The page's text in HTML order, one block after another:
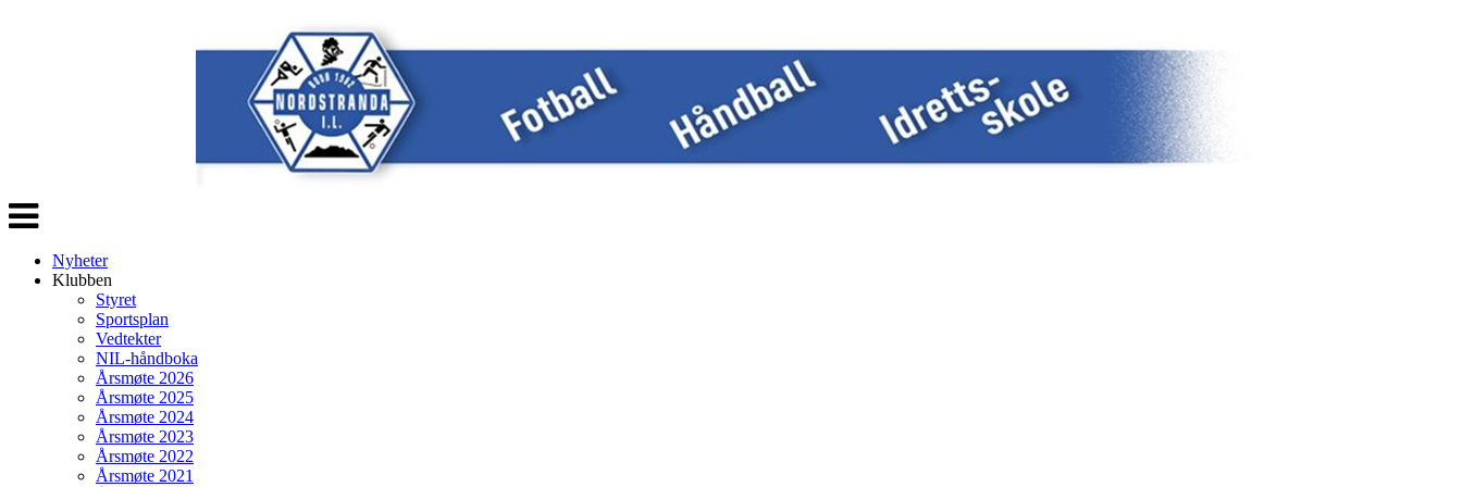
Veksle
navigasjon
Nyheter
Klubben
Styret
Sportsplan
Vedtekter
NIL-håndboka
Årsmøte 2026
Årsmøte 2025
Årsmøte 2024
Årsmøte 2023
Årsmøte 2022
Årsmøte 2021